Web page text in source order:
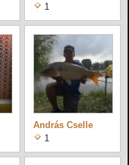
1
András Cselle
1